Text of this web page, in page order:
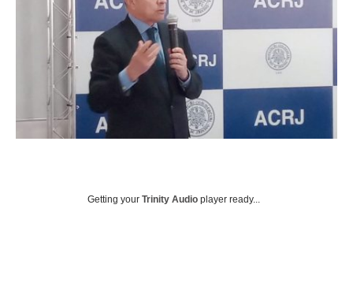
Getting your Trinity Audio player ready...